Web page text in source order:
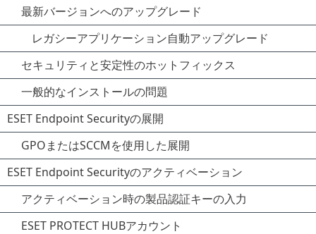
最新バージョンへのアップグレード
レガシーアプリケーション自動アップグレード
セキュリティと安定性のホットフィックス
一般的なインストールの問題
ESET Endpoint Securityの展開
GPOまたはSCCMを使用した展開
ESET Endpoint Securityのアクティベーション
アクティベーション時の製品認証キーの入力
ESET PROTECT HUBアカウント